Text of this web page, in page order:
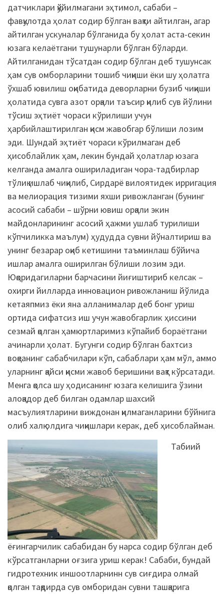
датчиклари қўйилмагани эҳтимол, сабаби –
фавқулотда ҳолат содир бўлган вақти айтилган, агар
айтилган ускуналар бўлганида бу ҳолат аста-секин
юзага келаётгани тушунарли бўлган бўларди.
Айтилганидан тўсатдан содир бўлган деб тушунсак
ҳам сув омборларини тошиб чиқиши ёки шу ҳолатга
ўхшаб ювилиш оқибатида деворларни бузиб чиқиши
ҳолатида сувга азот орқали таъсир қилиб сув йўлини
тўсиш эҳтиёт чораси кўрилиши учун
ҳарбийлаштирилган қисм жавобгар бўлиши лозим
эди. Шундай эҳтиёт чораси кўрилмаган деб
ҳисоблайлик ҳам, лекин бундай ҳолатлар юзага
келганда амалга ошириладиган чора-тадбирлар
тўлиқ ишлаб чиқилиб, Сирдарё вилоятидек ирригация
ва мелиорация тизими яхши ривожланган (бунинг
асосий сабаби – шўрни ювиш орқали экин
майдонларининг асосий ҳажми ушлаб турилиши
кўпчиликка маълум) ҳудудда сувни йўналтириш ва
унинг безарар оқиб кетишини таъминлаш бўйича
ишлар амалга оширилган бўлиши лозим эди.
Юқоридагиларни барчасини йиғиштириб келсак –
охирги йилларда инновацион ривожланиш йўлида
кетаяпмиз ёки яна алланималар деб бонг уриш
ортида сифатсиз иш учун жавобгарлик ҳиссини
сезмай қолган ҳамюртларимиз кўпайиб бораётгани
ачинарли ҳолат. Бугунги содир бўлган бахтсиз
воқеанинг сабабчилари кўп, сабаблари ҳам мўл, аммо
уларнинг қайси қисми жавоб беришини вақт кўрсатади.
Менга қолса шу ҳодисанинг юзага келишига ўзини
алоқадор деб билган одамлар шахсий
масъулиятларини виждонан қилмаганларини бўйнига
олиб халқ олдига чиқишлари керак, деб ҳисоблайман.
Табиий
ёғингарчилик сабабидан бу нарса содир бўлган деб
кўрсатганларни оғзига уриш керак! Сабаби, бундай
гидротехник иншоотларнинн сув сиғдира олмай
қолган тақдирда сув омборидан сувни ташқарига